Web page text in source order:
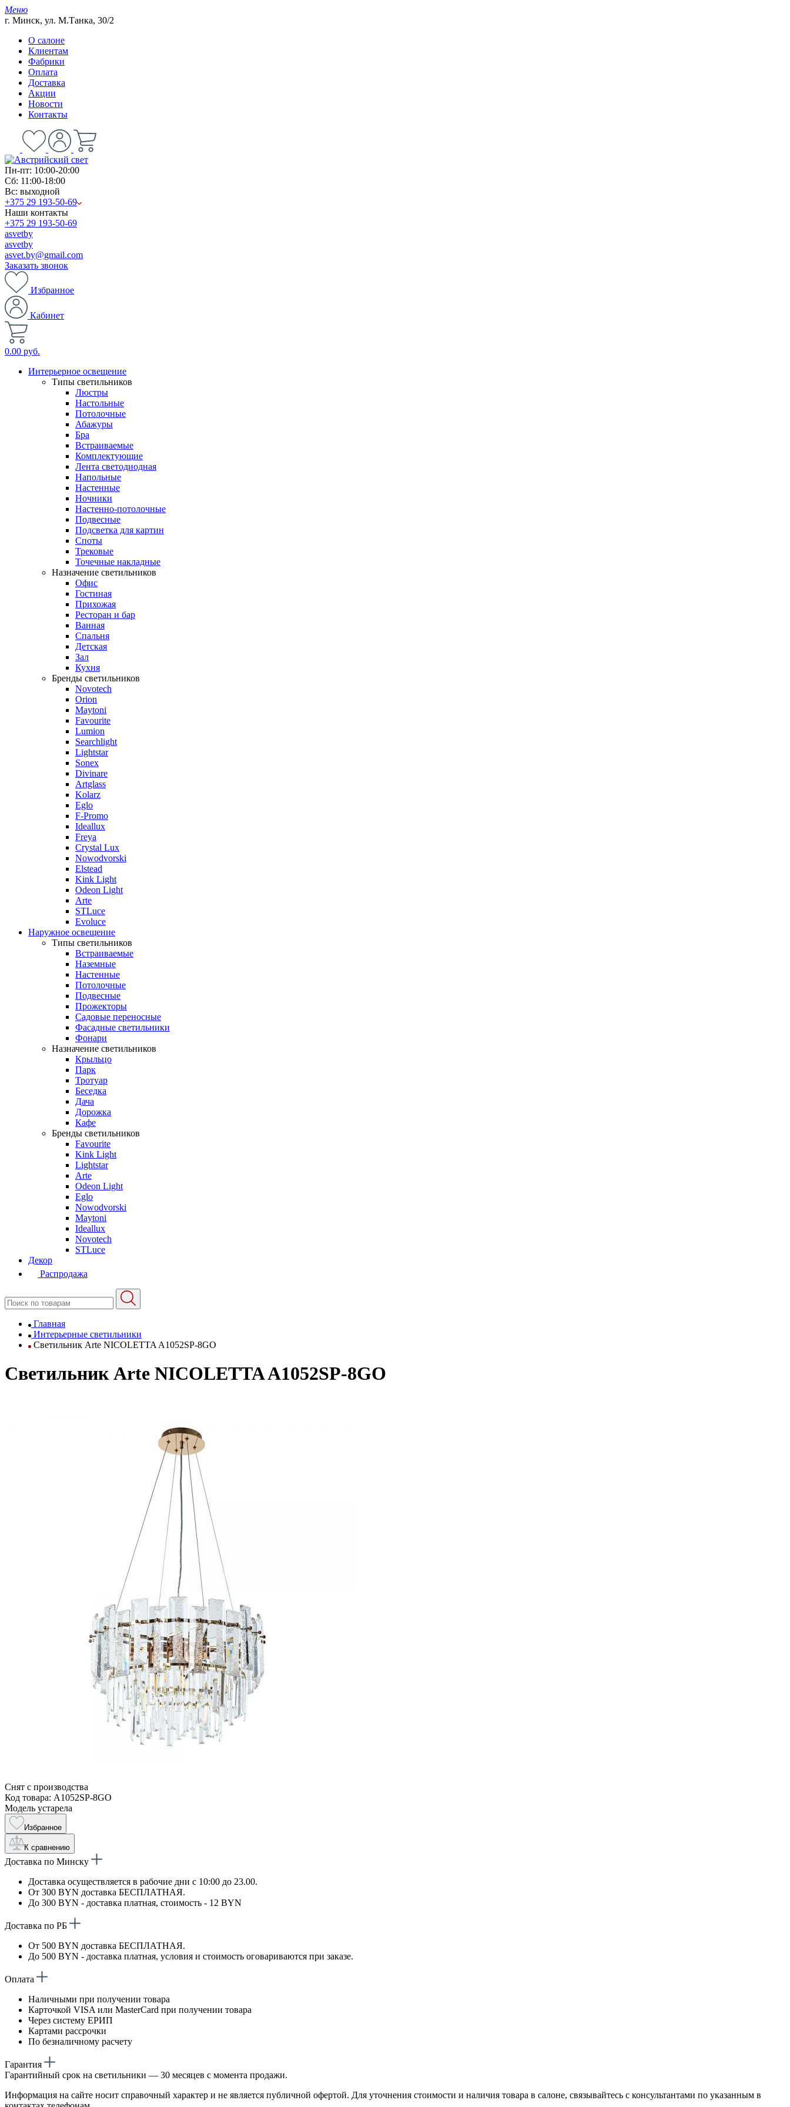
Меню
г. Минск, ул. М.Танка, 30/2
О салоне
Клиентам
Фабрики
Оплата
Доставка
Акции
Новости
Контакты
Пн-пт: 10:00-20:00
Сб: 11:00-18:00
Вс: выходной
+375 29 193-50-69
Наши контакты
+375 29 193-50-69
asvetby
asvetby
asvet.by@gmail.com
Заказать звонок
Избранное
Кабинет
0.00 руб.
Интерьерное освещение
Типы светильников
Люстры
Настольные
Потолочные
Абажуры
Бра
Встраиваемые
Комплектующие
Лента светодиодная
Напольные
Настенные
Ночники
Настенно-потолочные
Подвесные
Подсветка для картин
Споты
Трековые
Точечные накладные
Назначение светильников
Офис
Гостиная
Прихожая
Ресторан и бар
Ванная
Спальня
Детская
Зал
Кухня
Бренды светильников
Novotech
Orion
Maytoni
Favourite
Lumion
Searchlight
Lightstar
Sonex
Divinare
Artglass
Kolarz
Eglo
F-Promo
Ideallux
Freya
Crystal Lux
Nowodvorski
Elstead
Kink Light
Odeon Light
Arte
STLuce
Evoluce
Наружное освещение
Типы светильников
Встраиваемые
Наземные
Настенные
Потолочные
Подвесные
Прожекторы
Садовые переносные
Фасадные светильники
Фонари
Назначение светильников
Крыльцо
Парк
Тротуар
Беседка
Дача
Дорожка
Кафе
Бренды светильников
Favourite
Kink Light
Lightstar
Arte
Odeon Light
Eglo
Nowodvorski
Maytoni
Ideallux
Novotech
STLuce
Декор
Распродажа
Главная
Интерьерные светильники
Светильник Arte NICOLETTA A1052SP-8GO
Светильник Arte NICOLETTA A1052SP-8GO
Снят с производства
Код товара: A1052SP-8GO
Модель устарела
Избранное
К сравнению
Доставка по Минску
Доставка осуществляется в рабочие дни с 10:00 до 23.00.
От 300 BYN доставка БЕСПЛАТНАЯ.
До 300 BYN - доставка платная, стоимость - 12 BYN
Доставка по РБ
От 500 BYN доставка БЕСПЛАТНАЯ.
До 500 BYN - доставка платная, условия и стоимость оговариваются при заказе.
Оплата
Наличными при получении товара
Карточкой VISA или MasterCard при получении товара
Через систему ЕРИП
Картами рассрочки
По безналичному расчету
Гарантия
Гарантийный срок на светильники — 30 месяцев с момента продажи.
Информация на сайте носит справочный характер и не является публичной офертой. Для уточнения стоимости и наличия товара в салоне, связывайтесь с консультантами по указанным в